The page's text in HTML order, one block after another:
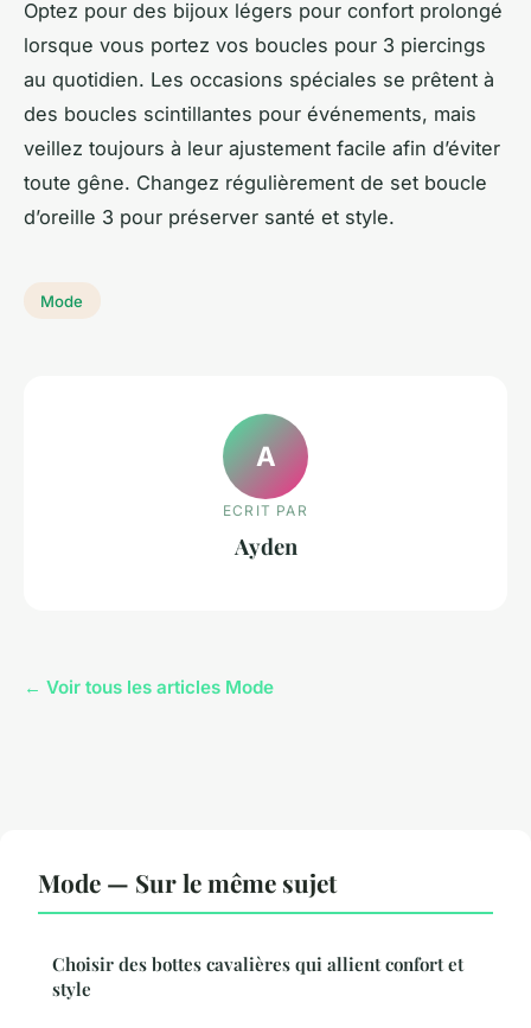
Optez pour des bijoux légers pour confort prolongé
lorsque vous portez vos boucles pour 3 piercings
au quotidien. Les occasions spéciales se prêtent à
des boucles scintillantes pour événements, mais
veillez toujours à leur ajustement facile afin d’éviter
toute gêne. Changez régulièrement de set boucle
d’oreille 3 pour préserver santé et style.
Mode
A
ECRIT PAR
Ayden
← Voir tous les articles Mode
Mode — Sur le même sujet
Choisir des bottes cavalières qui allient confort et
style